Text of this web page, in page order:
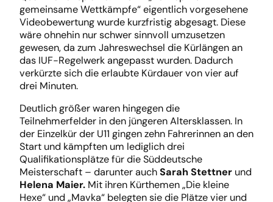
gemeinsame Wettkämpfe“ eigentlich vorgesehene
Videobewertung wurde kurzfristig abgesagt. Diese
wäre ohnehin nur schwer sinnvoll umzusetzen
gewesen, da zum Jahreswechsel die Kürlängen an
das IUF-Regelwerk angepasst wurden. Dadurch
verkürzte sich die erlaubte Kürdauer von vier auf
drei Minuten.
Deutlich größer waren hingegen die
Teilnehmerfelder in den jüngeren Altersklassen. In
der Einzelkür der U11 gingen zehn Fahrerinnen an den
Start und kämpften um lediglich drei
Qualifikationsplätze für die Süddeutsche
Meisterschaft – darunter auchSarah Stettner und
Helena Maier. Mit ihren Kürthemen „Die kleine
Hexe“ und „Mavka“ belegten sie die Plätze vier und